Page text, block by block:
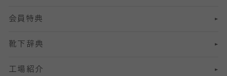
13分丈レギンス
Sサイズ（22～25cm）
Mサイズ（25～27cm）
Lサイズ（27～29cm）
足の疲れ対策
足の臭い対策
冷え対策
会員特典
靴下辞典
工場紹介